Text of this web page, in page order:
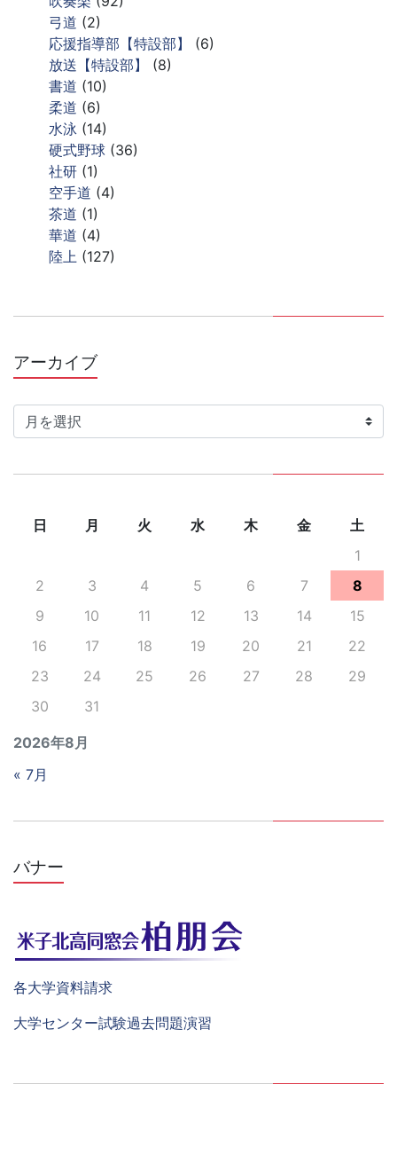
弓道 (2)
応援指導部【特設部】
(6)
放送【特設部】
(8)
書道 (10)
柔道 (6)
水泳 (14)
硬式野球 (36)
社研 (1)
空手道 (4)
茶道 (1)
華道 (4)
陸上 (127)
アーカイブア
ー
カ
2026年8月
日 月 火 水 木 金
土
1
2
3 4 5 6 7
8
9
10 11 12 13 14
15
16
17 18 19 20 21
22
23
24 25 26 27 28
29
30
31
« 7月
バナー
各大学資料請求
大学センター試験過去問題演習